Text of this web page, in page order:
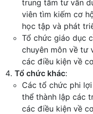
trung tâm tư vấn
viên tìm kiếm cơ
học tập và phát
Tổ chức giáo dục
chuyên môn về tư
các điều kiện về
Tổ chức khác:
Các tổ chức phi
thể thành lập các
các điều kiện về